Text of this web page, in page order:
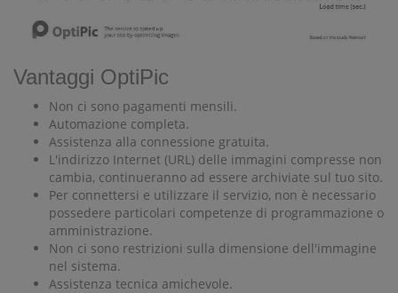
Vantaggi OptiPic
Non ci sono pagamenti mensili.
Automazione completa.
Assistenza alla connessione gratuita.
L'indirizzo Internet (URL) delle immagini compresse non
cambia, continueranno ad essere archiviate sul tuo sito.
Per connettersi e utilizzare il servizio, non è necessario
possedere particolari competenze di programmazione o
amministrazione.
Non ci sono restrizioni sulla dimensione dell'immagine
nel sistema.
Assistenza tecnica amichevole.